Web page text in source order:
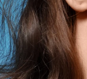
issa™ Teeth
Polski
Türkçe